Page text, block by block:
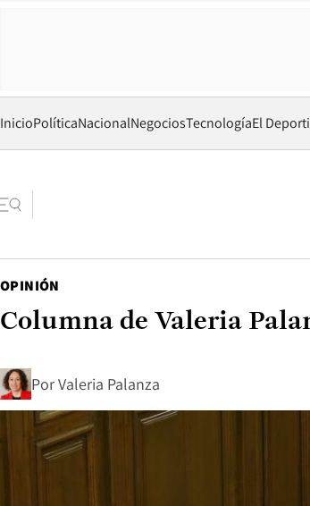
InicioPolíticaNacionalNegociosTecnologíaEl
OPINIÓN
Columna de Valeria
PorValeria Palanza